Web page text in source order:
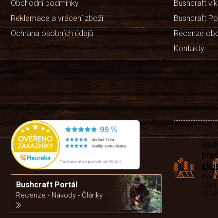
Obchodní podmínky
Reklamace a vrácení zboží
Ochrana osobních údajů
Bushcraft
Bushcraft
Recenze
Kontakty
Bushcraft Portál
Recenze - Návody - Články
Rádi
vám